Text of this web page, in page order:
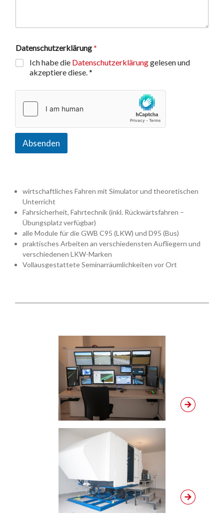
Datenschutzerklärung*
Ich habe die Datenschutzerklärunggelesen und
akzeptiere diese. *
Absenden
wirtschaftliches Fahren mit Simulator und theoretischen
Unterricht
Fahrsicherheit, Fahrtechnik (inkl. Rückwärtsfahren –
Übungsplatz verfügbar)
alle Module für die GWB C95 (LKW) und D95 (Bus)
praktisches Arbeiten an verschiedensten Aufliegern und
verschiedenen LKW-Marken
Vollausgestattete Seminarräumlichkeiten vor Ort